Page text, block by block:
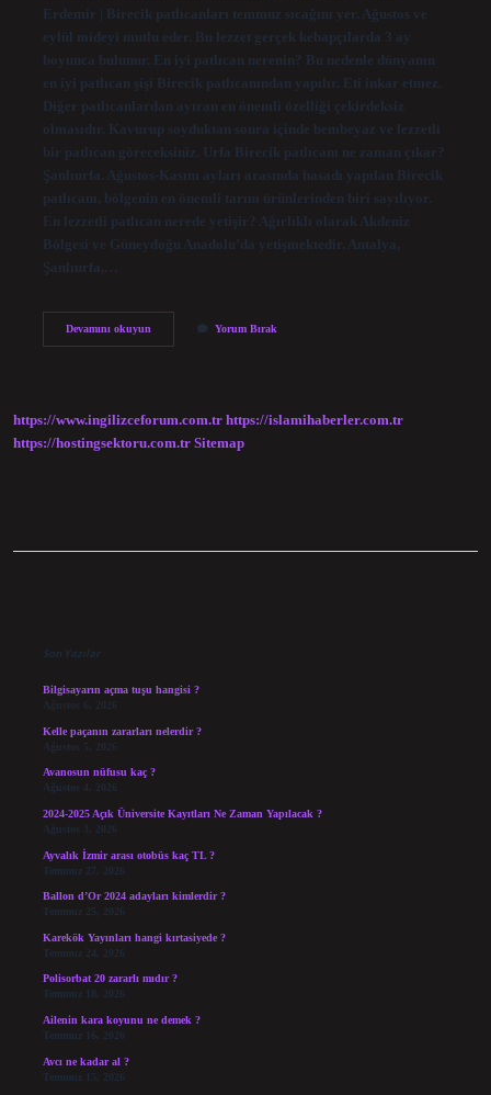
Erdemir | Birecik patlıcanları temmuz sıcağını yer. Ağustos ve
eylül mideyi mutlu eder. Bu lezzet gerçek kebapçılarda 3 ay
boyunca bulunur. En iyi patlıcan nerenin? Bu nedenle dünyanın
en iyi patlıcan şişi Birecik patlıcanından yapılır. Eti inkar etmez.
Diğer patlıcanlardan ayıran en önemli özelliği çekirdeksiz
olmasıdır. Kavurup soyduktan sonra içinde bembeyaz ve lezzetli
bir patlıcan göreceksiniz. Urfa Birecik patlıcanı ne zaman çıkar?
Şanlıurfa. Ağustos-Kasım ayları arasında hasadı yapılan Birecik
patlıcanı, bölgenin en önemli tarım ürünlerinden biri sayılıyor.
En lezzetli patlıcan nerede yetişir? Ağırlıklı olarak Akdeniz
Bölgesi ve Güneydoğu Anadolu’da yetişmektedir. Antalya,
Şanlıurfa,…
Devamını okuyunBirecik
Yorum Bırak
https://www.ingilizceforum.com.tr https://islamihaberler.com.tr
https://hostingsektoru.com.tr Sitemap
Son Yazılar
Bilgisayarın açma tuşu hangisi ?
Ağustos 6, 2026
Kelle paçanın zararları nelerdir ?
Ağustos 5, 2026
Avanosun nüfusu kaç ?
Ağustos 4, 2026
2024-2025 Açık Üniversite Kayıtları Ne Zaman Yapılacak ?
Ağustos 3, 2026
Ayvalık İzmir arası otobüs kaç TL ?
Temmuz 27, 2026
Ballon d’Or 2024 adayları kimlerdir ?
Temmuz 25, 2026
Karekök Yayınları hangi kırtasiyede ?
Temmuz 24, 2026
Polisorbat 20 zararlı mıdır ?
Temmuz 18, 2026
Ailenin kara koyunu ne demek ?
Temmuz 16, 2026
Avcı ne kadar al ?
Temmuz 15, 2026